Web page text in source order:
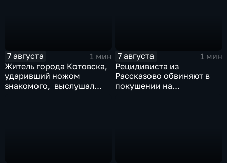
7 августа
1 мин
Житель города Котовска,
ударивший ножом
знакомого, выслушал
7 августа
1 мин
Рецидивиста из
Рассказово обвиняют в
покушении на